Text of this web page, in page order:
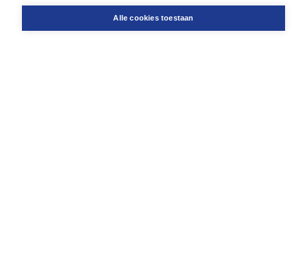
Alle cookies toestaan